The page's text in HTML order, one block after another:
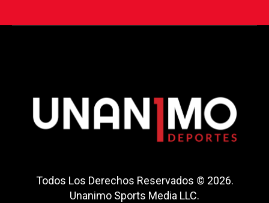
Todos Los Derechos Reservados © 2026.
Unanimo Sports Media LLC.